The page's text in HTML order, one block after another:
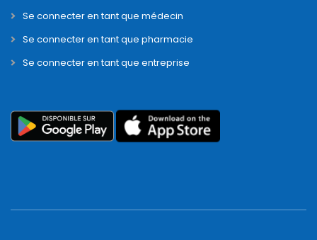
Se connecter en tant que médecin
Se connecter en tant que pharmacie
Se connecter en tant que entreprise